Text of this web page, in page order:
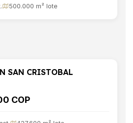
500.000 m² lote
SAN CRISTOBAL
COP